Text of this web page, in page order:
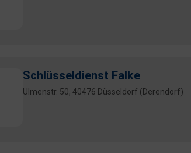
Schlüsseldienst Falke
Ulmenstr. 50, 40476 Düsseldorf (Derendorf)